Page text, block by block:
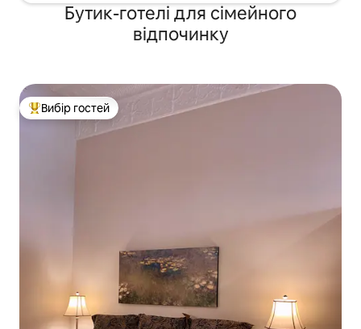
Бутик-готелі для сімейного
відпочинку
Топ вибір гостей
Вибір гостей